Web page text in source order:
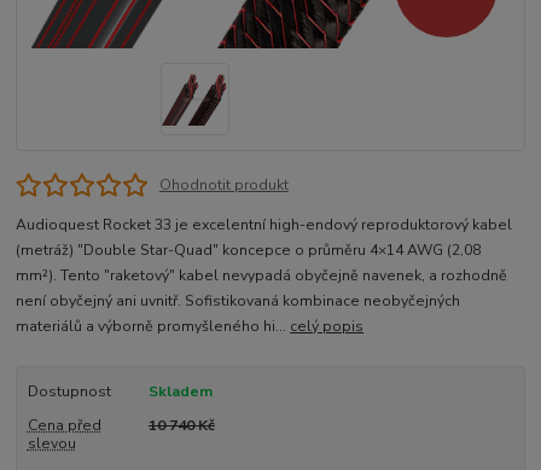
Ohodnotit produkt
Audioquest Rocket 33 je excelentní high-endový reproduktorový kabel
(metráž) "Double Star-Quad" koncepce o průměru 4×14 AWG (2,08
mm²). Tento "raketový" kabel nevypadá obyčejně navenek, a rozhodně
není obyčejný ani uvnitř. Sofistikovaná kombinace neobyčejných
materiálů a výborně promyšleného hi... celý popis
Dostupnost
Skladem
Cena před
slevou
10 740 Kč